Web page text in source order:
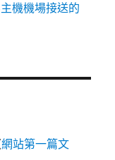
機機場接送的
網站第一篇文